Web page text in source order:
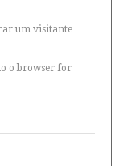
um visitante
o browser for